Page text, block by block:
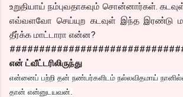
உறுதியாய் நம்புவதாகவும் சொன்னார்கள். கடவுள்
எவ்வளவோ செய்யுற கடவுள் இந்த இரண்டு
தீர்க்க மாட்டாரா என்ன?
என் ட்வீட்டரிலிருந்து
என்னைப் பற்றி தன் நண்பர்களிடம் நல்லவிதமாய்
தான் என்னுடயவன்.